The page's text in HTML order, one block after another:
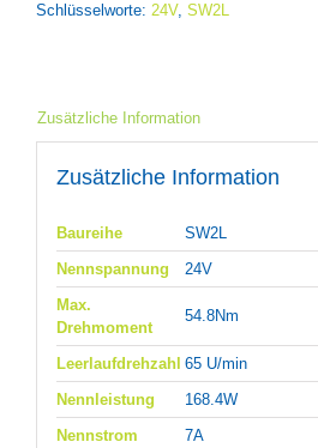
Schlüsselworte: 24V, SW2L
Zusätzliche Information
Zusätzliche Information
Baureihe
SW2L
Nennspannung
24V
Max.
Drehmoment
54.8Nm
Leerlaufdrehzahl 65 U/min
Nennleistung
168.4W
Nennstrom
7A